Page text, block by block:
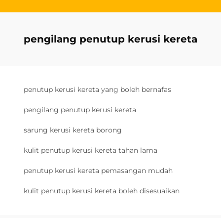
pengilang penutup kerusi kereta
penutup kerusi kereta yang boleh bernafas
pengilang penutup kerusi kereta
sarung kerusi kereta borong
kulit penutup kerusi kereta tahan lama
penutup kerusi kereta pemasangan mudah
kulit penutup kerusi kereta boleh disesuaikan